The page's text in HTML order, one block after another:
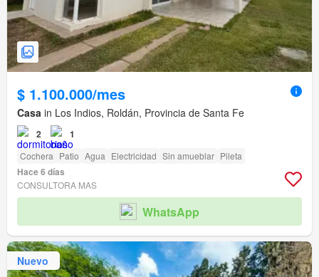
$ 1.100.000/mes
Casa in Los Indios, Roldán, Provincia de Santa Fe
2 1
Cochera Patio Agua Electricidad Sin amueblar Pileta
Hace 6 días
CONSULTORA MAS
WhatsApp
Nuevo